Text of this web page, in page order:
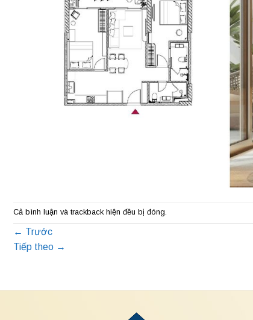
Cả bình luận và trackback hiện đều bị đóng.
← Trước
Tiếp theo →